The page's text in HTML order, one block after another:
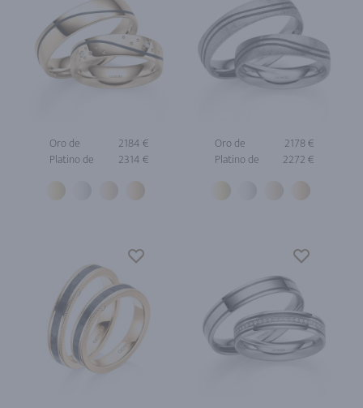
Oro de
2184 €
Platino de
2314 €
Oro de
2178 €
Platino de
2272 €